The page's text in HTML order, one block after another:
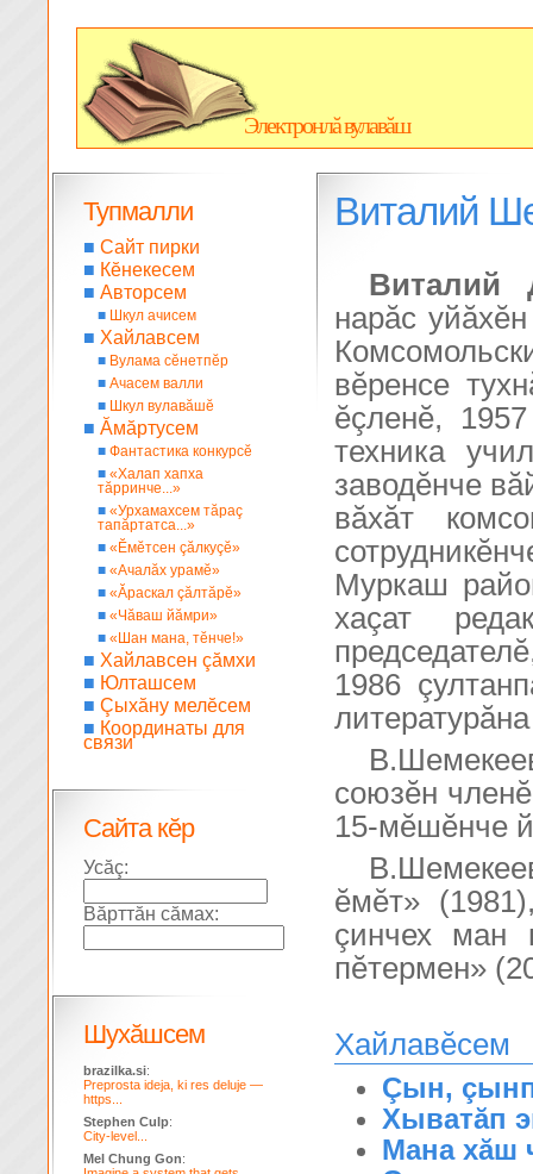
Электронлă вулавăш
Виталий
Виталий
нарăс
вĕренсе
ĕçленĕ,
техника
заводĕнче
вăхăт
Муркаш
хаçат
1986
союзĕн
15-мĕшĕнче
ĕмĕт»
çинчех ман
пĕтермен»
Хайлавĕсем
Çын,
Хыватăп
Мана хăш
Тупмалли
■ Сайт пирки
■ Кĕнекесем
■ Авторсем
■ Шкул ачисем
■ Хайлавсем
■ Вулама сĕнетпĕр
■ Ачасем валли
■ Шкул вулавăшĕ
■ Ăмăртусем
■ Фантастика конкурсĕ
■ «Халап хапха
тăрринче...»
■ «Урхамахсем тăраç
тапăртатса...»
■ «Ĕмĕтсен çăлкуçĕ»
■ «Ачалăх урамĕ»
■ «Ăраскал çăлтăрĕ»
■ «Чăваш йăмри»
■ «Шан мана, тĕнче!»
■ Хайлавсен çăмхи
■ Юлташсем
■ Çыхăну мелĕсем
■ Координаты для
связи
Сайта кĕр
Усăç:
Вăрттăн сăмах:
Шухăшсем
brazilka.si:
Preprosta ideja, ki res deluje —
https...
Stephen Culp:
City-level...
Mel Chung Gon: